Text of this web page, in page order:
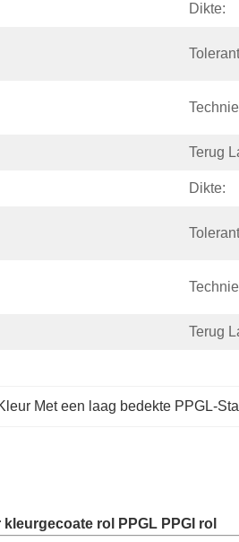
Dikte:
Terug
Dikte:
Terug
Met een laag bedekte PPGL-
rol PPGL PPGI rol